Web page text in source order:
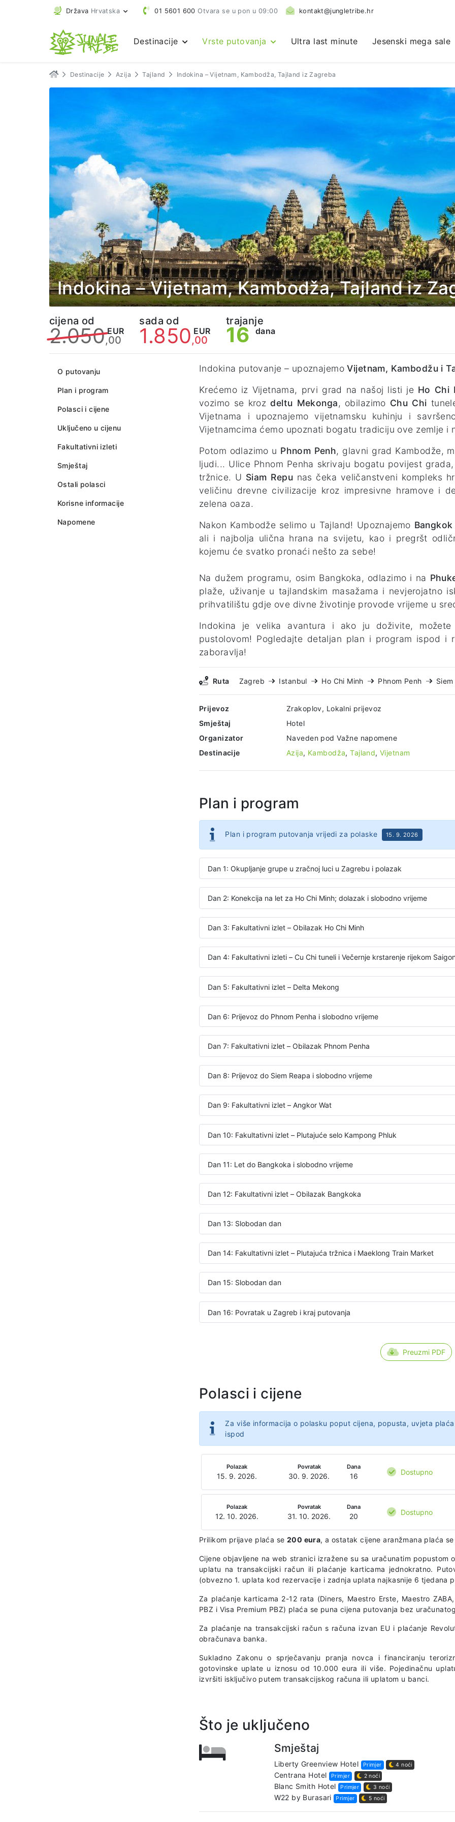
Država Hrvatska 01 5601 600 Otvara se u pon u 09:00 kontakt@jungletribe.hr
Destinacije Vrste putovanja Ultra last minute Jesenski mega sale
Destinacije Azija Tajland Indokina – Vijetnam, Kambodža, Tajland iz Zagreba
Indokina – Vijetnam, Kambodža, Tajland iz
cijena od
2.050 EUR
,00
sada od
1.850 EUR
,00
trajanje
16 dana
O putovanju
Plan i program
Polasci i cijene
Uključeno u cijenu
Fakultativni izleti
Smještaj
Ostali polasci
Korisne informacije
Napomene
Indokina putovanje – upoznajemoVijetnam, Kambodžu i
Krećemo iz Vijetnama, prvi grad na našoj listi je Ho Chi
vozimo se krozdeltu Mekonga, obilazimo Chu Chi
Vijetnama i upoznajemo vijetnamsku kuhinju i
Vijetnamcima ćemo upoznati bogatu tradiciju ove zemlje i
Potom odlazimo u Phnom Penh, glavni grad Kambodže,
ljudi... Ulice Phnom Penha skrivaju bogatu povijest
tržnice. U Siam Repunas čeka veličanstveni kompleks
veličinu drevne civilizacije kroz impresivne hramove i
zelena oaza.
Nakon Kambodže selimo u Tajland! Upoznajemo
ali i najbolja ulična hrana na svijetu, kao i pregršt
kojemu će svatko pronaći nešto za sebe!
Na dužem programu, osim Bangkoka, odlazimo i na
plaže, uživanje u tajlandskim masažama i nevjerojatno
prihvatilištu gdje ove divne životinje provode vrijeme u
Indokina je velika avantura i ako ju doživite,
pustolovom! Pogledajte detaljan plan i program ispod i
zaboravlja!
Ruta Zagreb Istanbul Ho Chi Minh Phnom Penh
Prijevoz
Zrakoplov, Lokalni prijevoz
Smještaj
Hotel
Organizator
Naveden pod Važne napomene
Destinacije
Azija, Kambodža,Tajland,Vijetnam
Plan i program
Plan i program putovanja vrijedi za polaske 15. 9. 2026
Dan 1: Okupljanje grupe u zračnoj luci u Zagrebu i polazak
Dan 2: Konekcija na let za Ho Chi Minh; dolazak i slobodno vrijeme
Dan 3: Fakultativni izlet – Obilazak Ho Chi Minh
Dan 4: Fakultativni izleti – Cu Chi tuneli i Večernje krstarenje rijekom
Dan 5: Fakultativni izlet – Delta Mekong
Dan 6: Prijevoz do Phnom Penha i slobodno vrijeme
Dan 7: Fakultativni izlet – Obilazak Phnom Penha
Dan 8: Prijevoz do Siem Reapa i slobodno vrijeme
Dan 9: Fakultativni izlet – Angkor Wat
Dan 10: Fakultativni izlet – Plutajuće selo Kampong Phluk
Dan 11: Let do Bangkoka i slobodno vrijeme
Dan 12: Fakultativni izlet – Obilazak Bangkoka
Dan 13: Slobodan dan
Dan 14: Fakultativni izlet – Plutajuća tržnica i Maeklong Train Market
Dan 15: Slobodan dan
Dan 16: Povratak u Zagreb i kraj putovanja
Preuzmi PDF
Polasci i cijene
Za više informacija o polasku poput cijena, popusta, uvjeta
ispod
Polazak
15. 9. 2026.
Povratak
30. 9. 2026.
Dana
16 Dostupno
Polazak
12. 10. 2026.
Povratak
31. 10. 2026.
Dana
20 Dostupno
Prilikom prijave plaća se 200 eura, a ostatak cijene aranžmana plaća
Cijene objavljene na web stranici izražene su sa uračunatim
uplatu na transakcijski račun ili plaćanje karticama jednokratno.
(obvezno 1. uplata kod rezervacije i zadnja uplata najkasnije 6 tjedana
Za plaćanje karticama 2-12 rata (Diners, Maestro Erste, Maestro
PBZ i Visa Premium PBZ) plaća se puna cijena putovanja bez
Za plaćanje na transakcijski račun s računa izvan EU i plaćanje
obračunava banka.
Sukladno Zakonu o sprječavanju pranja novca i financiranju
gotovinske uplate u iznosu od 10.000 eura ili više. Pojedinačnu
izvršiti isključivo putem transakcijskog računa ili uplatom u banci.
Što je uključeno
Smještaj
Liberty Greenview Hotel Primjer 4 noći
Centrana Hotel Primjer 2 noći
Blanc Smith Hotel Primjer 3 noći
W22 by Burasari Primjer 5 noći